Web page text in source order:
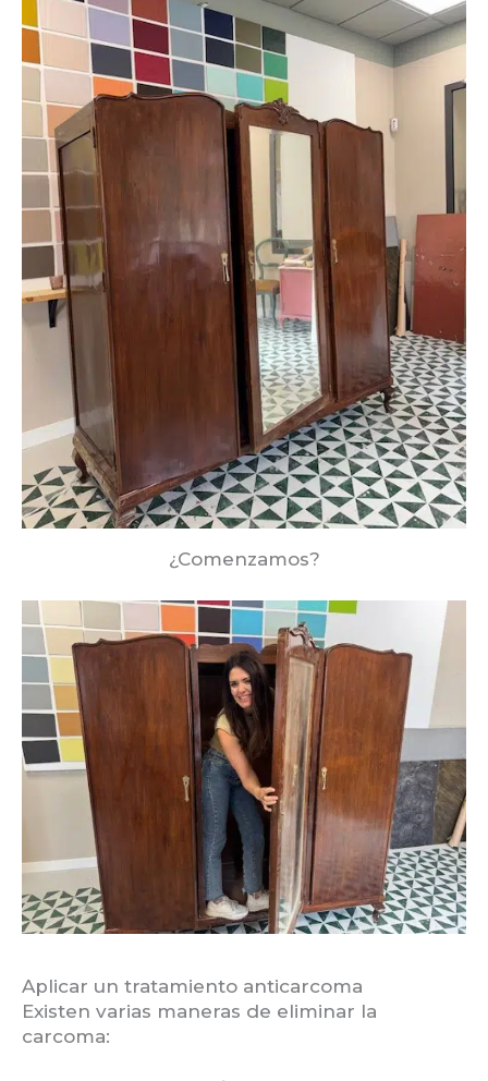
¿Comenzamos?
Aplicar un tratamiento anticarcoma
Existen varias maneras de eliminar la
carcoma: